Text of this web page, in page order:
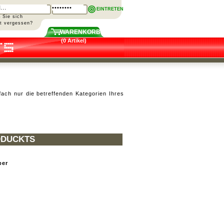
EINTRETEN
Sie sich
vergessen?
WARENKORB
(0 Artikel)
nur die betreffenden Kategorien Ihres